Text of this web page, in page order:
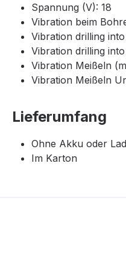
Spannung (V): 18
Vibration beim
Vibration drilling
Vibration drilling
Vibration Meißeln
Vibration Meißeln
Lieferumfang
Ohne Akku oder
Im Karton